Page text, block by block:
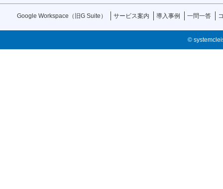
Google Workspace（旧G Suite） サービス案内 導入事例 一問一答
©